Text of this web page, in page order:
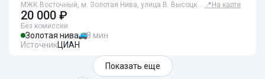
МЖК Восточный, м. Золотая Нива, улица В. Высоцк… 📍 На карте
20 000 ₽
Без комиссии
Золотая нива
8 мин
ИсточникЦИАН
Показать еще